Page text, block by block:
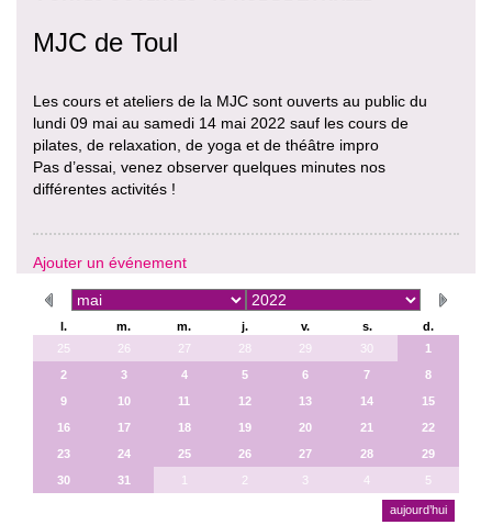
MJC de Toul
Les cours et ateliers de la MJC sont ouverts au public du
lundi 09 mai au samedi 14 mai 2022 sauf les cours de
pilates, de relaxation, de yoga et de théâtre impro
Pas d’essai, venez observer quelques minutes nos
différentes activités !
Ajouter un événement
l. m. m. j. v. s.
d.
25
26 27 28 29 30
1
2
3 4 5 6 7
8
9
10 11 12 13 14
15
16
17 18 19 20 21
22
23
24 25 26 27 28
29
30
31 2 3 4 5
aujourd’hui